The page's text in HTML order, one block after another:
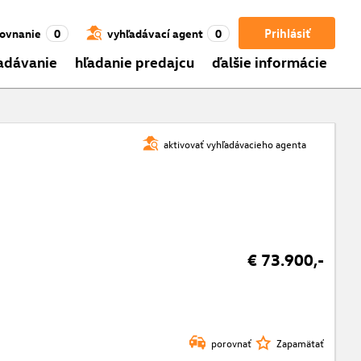
Prihlásiť
0 vyhľadávací agent 0
hľadanie predajcu ďalšie informácie
aktivovať vyhľadávacieho agenta
€ 73.900,-
porovnať Zapamätať